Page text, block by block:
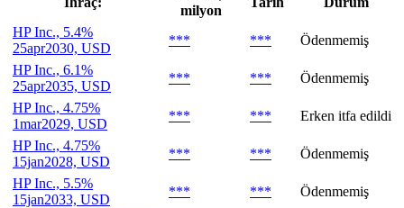
milyon
HP Inc., 5.4%
25apr2030, USD
*** ***
Ödenmemiş
HP Inc., 6.1%
25apr2035, USD
*** ***
Ödenmemiş
HP Inc., 4.75%
1mar2029, USD
*** ***
Erken itfa edildi
HP Inc., 4.75%
15jan2028, USD
*** ***
Ödenmemiş
HP Inc., 5.5%
15jan2033, USD
*** ***
Ödenmemiş